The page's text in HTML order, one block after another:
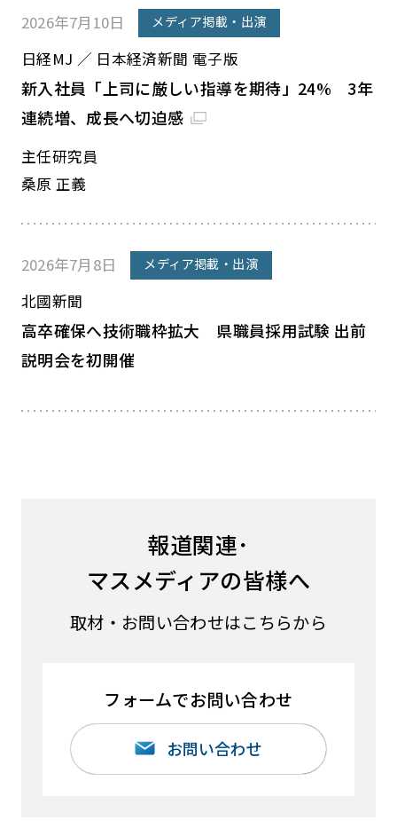
2026年7月10日 メディア掲載・出演
日経MJ ／ 日本経済新聞 電子版
新入社員「上司に厳しい指導を期待」24% 3年
連続増、成長へ切迫感
主任研究員
桑原 正義
2026年7月8日 メディア掲載・出演
北國新聞
高卒確保へ技術職枠拡大 県職員採用試験 出前
説明会を初開催
報道関連･
マスメディアの皆様へ
取材・お問い合わせはこちらから
フォームでお問い合わせ
お問い合わせ